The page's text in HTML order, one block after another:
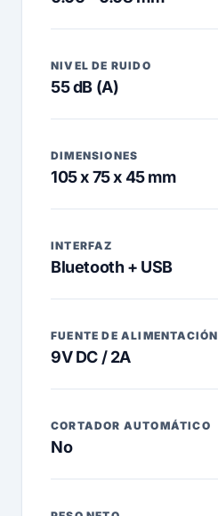
NIVEL DE RUIDO
55 dB (A)
DIMENSIONES
105 x 75 x 45 mm
INTERFAZ
Bluetooth + USB
FUENTE DE ALIMENTACIÓN
9V DC / 2A
CORTADOR AUTOMÁTICO
No